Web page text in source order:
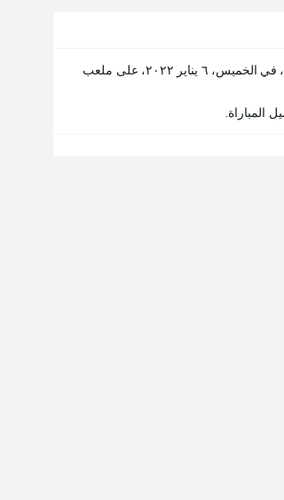
، في الخميس، ٦ يناير ٢٠٢٢، على ملعب